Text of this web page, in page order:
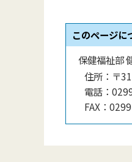
このページに
保健福祉部
住所： 〒
電話：
FAX：